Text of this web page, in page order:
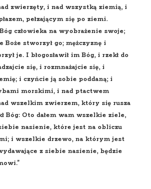
zwierzęty, i nad wszystką ziemią, i
pełzającym się po ziemi.
człowieka na wyobrażenie swoje;
Boże stworzył go; mężczyznę i
je. I błogosławił im Bóg, i rzekł do
się, i rozmnażajcie się, i
i czyńcie ją sobie poddaną; i
morskimi, i nad ptactwem
wszelkim zwierzem, który się rusza
Bóg: Oto dałem wam wszelkie ziele,
nasienie, które jest na obliczu
i wszelkie drzewo, na którym jest
z siebie nasienie, będzie